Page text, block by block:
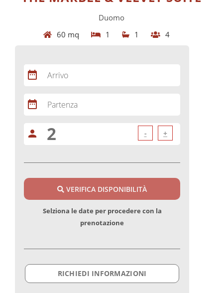
Duomo
60 mq
1 1 4
date_range Arrivo
date_range Partenza
person - +
VERIFICA DISPONIBILITÀ
Selziona le date per procedere con la
prenotazione
RICHIEDI INFORMAZIONI